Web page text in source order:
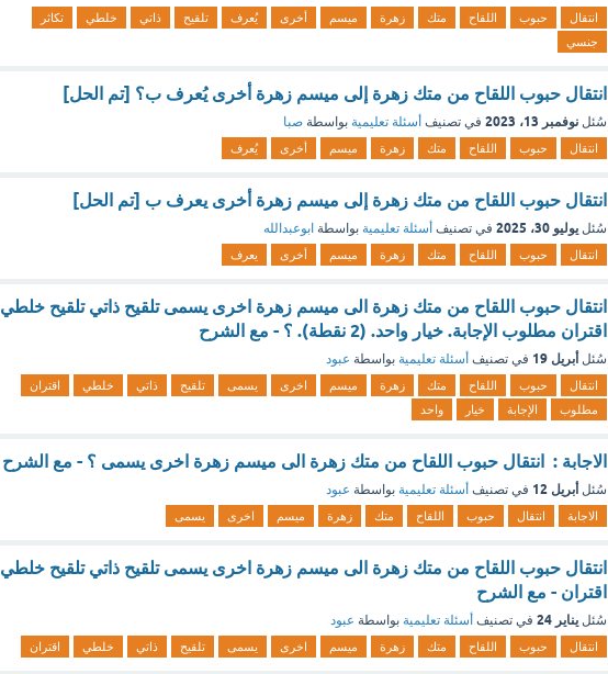
انتقال حبوب اللقاح متك زهرة ميسم أخرى يُعرف تلقيح ذاتي خلطي
تكاثر
جنسي
انتقال حبوب اللقاح من متك زهرة إلى ميسم زهرة أخرى يُعرف ب؟ [تم الحل]
سُئل نوفمبر 13، 2023 في تصنيف أسئلة تعليمية بواسطة صبا
انتقال حبوب اللقاح متك زهرة ميسم أخرى يُعرف
انتقال حبوب اللقاح من متك زهرة إلى ميسم زهرة أخرى يعرف ب [تم الحل]
سُئل يوليو 30، 2025 في تصنيف أسئلة تعليمية بواسطة ابوعبدالله
انتقال حبوب اللقاح متك زهرة ميسم أخرى يعرف
انتقال حبوب اللقاح من متك زهرة الى ميسم زهرة اخرى يسمى تلقيح ذاتي تلقيح خلطي
اقتران مطلوب الإجابة. خيار واحد. (2 نقطة). ؟ - مع الشرح
سُئل أبريل 19 في تصنيف أسئلة تعليمية بواسطة عبود
انتقال حبوب اللقاح متك زهرة ميسم اخرى يسمى تلقيح ذاتي خلطي
اقتران
مطلوب
الإجابة خيار واحد
الاجابة : انتقال حبوب اللقاح من متك زهرة الى ميسم زهرة اخرى يسمى ؟ - مع الشرح
سُئل أبريل 12 في تصنيف أسئلة تعليمية بواسطة عبود
الاجابة انتقال حبوب اللقاح متك زهرة ميسم اخرى يسمى
انتقال حبوب اللقاح من متك زهرة الى ميسم زهرة اخرى يسمى تلقيح ذاتي تلقيح خلطي
اقتران - مع الشرح
سُئل يناير 24 في تصنيف أسئلة تعليمية بواسطة عبود
انتقال حبوب اللقاح متك زهرة ميسم اخرى يسمى تلقيح ذاتي خلطي اقتران